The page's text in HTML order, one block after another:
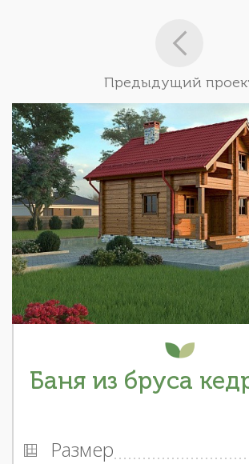
Предыдущий
Баня из бруса
Размер